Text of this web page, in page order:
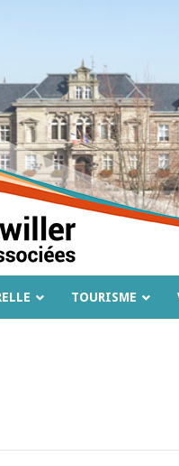
TOURISME